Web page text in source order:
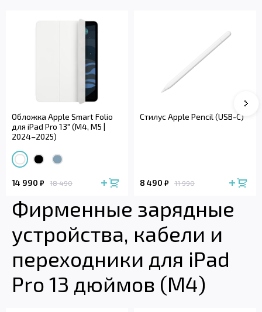
Обложка Apple Smart Folio
для iPad Pro 13" (M4, M5 |
2024–2025)
14 990 ₽ 18 490
Стилус Apple Pencil (USB-C)
8 490 ₽ 11 990
Фирменные зарядные
устройства, кабели и
переходники для iPad
Pro 13 дюймов (M4)